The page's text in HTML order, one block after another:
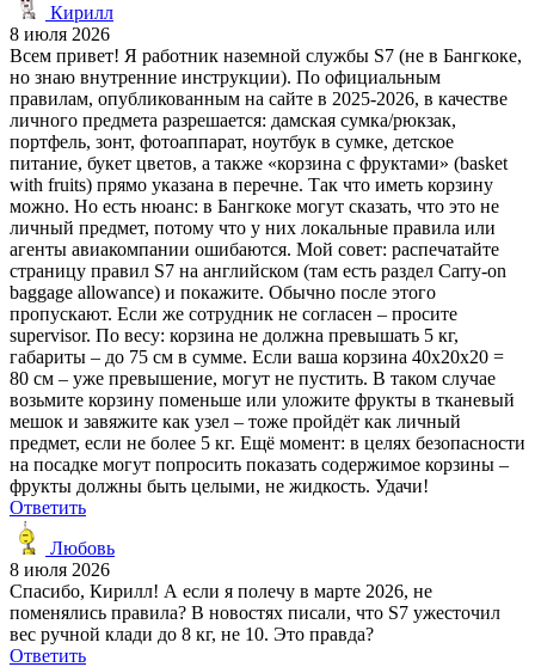
Кирилл
8 июля 2026
Всем привет! Я работник наземной службы S7 (не в Бангкоке,
но знаю внутренние инструкции). По официальным
правилам, опубликованным на сайте в 2025-2026, в качестве
личного предмета разрешается: дамская сумка/рюкзак,
портфель, зонт, фотоаппарат, ноутбук в сумке, детское
питание, букет цветов, а также «корзина с фруктами» (basket
with fruits) прямо указана в перечне. Так что иметь корзину
можно. Но есть нюанс: в Бангкоке могут сказать, что это не
личный предмет, потому что у них локальные правила или
агенты авиакомпании ошибаются. Мой совет: распечатайте
страницу правил S7 на английском (там есть раздел Carry-on
baggage allowance) и покажите. Обычно после этого
пропускают. Если же сотрудник не согласен – просите
supervisor. По весу: корзина не должна превышать 5 кг,
габариты – до 75 см в сумме. Если ваша корзина 40х20х20 =
80 см – уже превышение, могут не пустить. В таком случае
возьмите корзину поменьше или уложите фрукты в тканевый
мешок и завяжите как узел – тоже пройдёт как личный
предмет, если не более 5 кг. Ещё момент: в целях безопасности
на посадке могут попросить показать содержимое корзины –
фрукты должны быть целыми, не жидкость. Удачи!
Ответить
Любовь
8 июля 2026
Спасибо, Кирилл! А если я полечу в марте 2026, не
поменялись правила? В новостях писали, что S7 ужесточил
вес ручной клади до 8 кг, не 10. Это правда?
Ответить